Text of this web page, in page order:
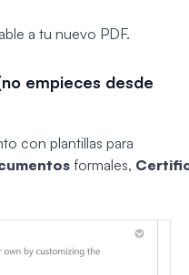
a tu nuevo PDF.
empieces desde
con plantillas para
formales,